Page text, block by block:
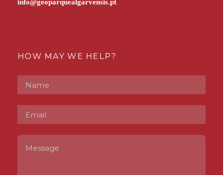
HOW MAY WE HELP?